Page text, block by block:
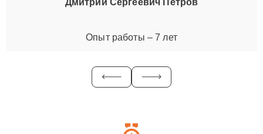
Опыт работы – 7 лет